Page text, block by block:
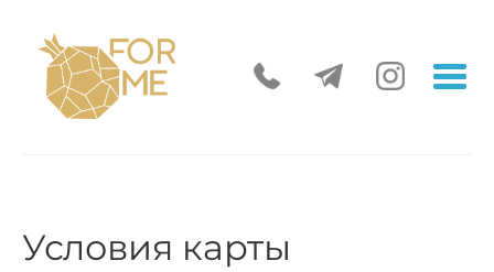
Условия карты